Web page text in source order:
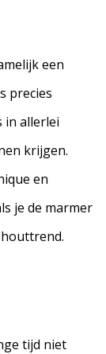
een
precies
in allerlei
krijgen.
en
je de marmer
tijd niet